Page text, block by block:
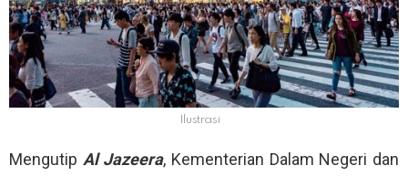
Ilustrasi
Mengutip Al Jazeera, Kementerian Dalam Negeri dan